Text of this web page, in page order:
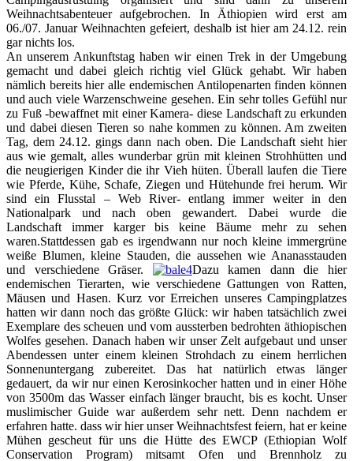
Weihnachtsabenteuer aufgebrochen. In Äthiopien wird erst am
06./07. Januar Weihnachten gefeiert, deshalb ist hier am 24.12. rein
gar nichts los.
An unserem Ankunftstag haben wir einen Trek in der Umgebung
gemacht und dabei gleich richtig viel Glück gehabt. Wir haben
nämlich bereits hier alle endemischen Antilopenarten finden können
und auch viele Warzenschweine gesehen. Ein sehr tolles Gefühl nur
zu Fuß -bewaffnet mit einer Kamera- diese Landschaft zu erkunden
und dabei diesen Tieren so nahe kommen zu können. Am zweiten
Tag, dem 24.12. gings dann nach oben. Die Landschaft sieht hier
aus wie gemalt, alles wunderbar grün mit kleinen Strohhütten und
die neugierigen Kinder die ihr Vieh hüten. Überall laufen die Tiere
wie Pferde, Kühe, Schafe, Ziegen und Hütehunde frei herum. Wir
sind ein Flusstal – Web River- entlang immer weiter in den
Nationalpark und nach oben gewandert. Dabei wurde die
Landschaft immer karger bis keine Bäume mehr zu sehen
waren.Stattdessen gab es irgendwann nur noch kleine immergrüne
weiße Blumen, kleine Stauden, die aussehen wie Ananasstauden
und verschiedene Gräser.
Dazu kamen dann die hier
endemischen Tierarten, wie verschiedene Gattungen von Ratten,
Mäusen und Hasen. Kurz vor Erreichen unseres Campingplatzes
hatten wir dann noch das größte Glück: wir haben tatsächlich zwei
Exemplare des scheuen und vom aussterben bedrohten äthiopischen
Wolfes gesehen. Danach haben wir unser Zelt aufgebaut und unser
Abendessen unter einem kleinen Strohdach zu einem herrlichen
Sonnenuntergang zubereitet. Das hat natürlich etwas länger
gedauert, da wir nur einen Kerosinkocher hatten und in einer Höhe
von 3500m das Wasser einfach länger braucht, bis es kocht. Unser
muslimischer Guide war außerdem sehr nett. Denn nachdem er
erfahren hatte. dass wir hier unser Weihnachtsfest feiern, hat er keine
Mühen gescheut für uns die Hütte des EWCP (Ethiopian Wolf
Conservation Program) mitsamt Ofen und Brennholz zu